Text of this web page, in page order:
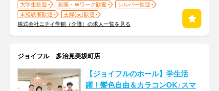
大学生歓迎 副業・Ｗワーク歓迎
シルバー歓迎
未経験者歓迎
主婦(夫)歓迎
株式会社ニチイ学館（介護）の求人一覧を見る
ジョイフル 多治見美坂町店
【ジョイフルのホール】学生活
躍！髪色自由＆カラコンOK♪スマ